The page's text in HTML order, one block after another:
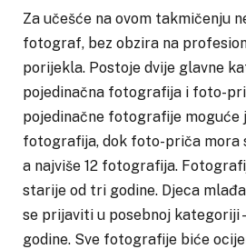
Za učešće na ovom takmičenju
fotograf, bez obzira na
porijekla. Postoje dvije glavne
pojedinačna fotografija i foto-
pojedinačne fotografije moguće
fotografija, dok foto-priča mora
a najviše 12 fotografija.
starije od tri godine. Djeca
se prijaviti u posebnoj kategoriji
godine. Sve fotografije biće